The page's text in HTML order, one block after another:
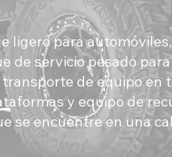
ligero para
de servicio pesado
de equipo
y equipo de
se encuentre en una